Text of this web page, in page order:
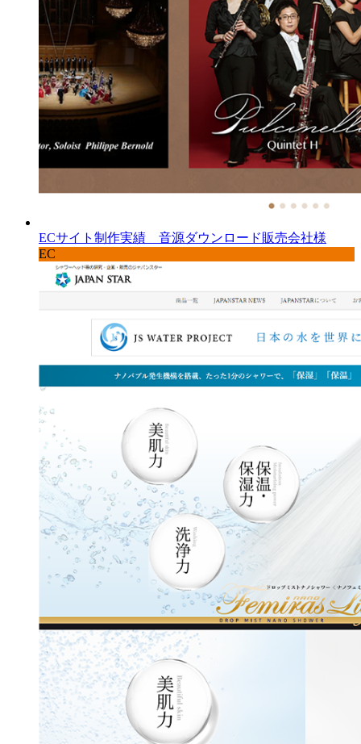
ECサイト制作実績 音源ダウンロード販売会社様
EC